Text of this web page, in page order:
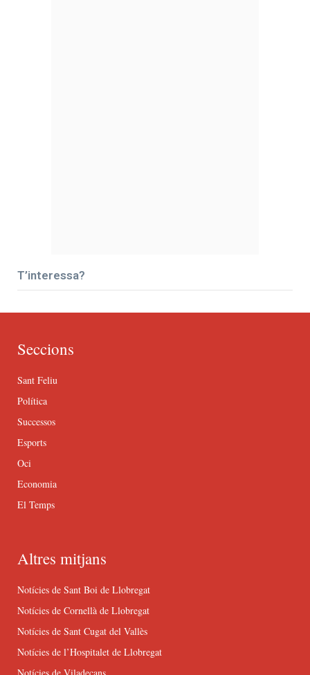
T’interessa?
Seccions
Sant Feliu
Política
Successos
Esports
Oci
Economia
El Temps
Altres mitjans
Notícies de Sant Boi de Llobregat
Notícies de Cornellà de Llobregat
Notícies de Sant Cugat del Vallès
Notícies de l’Hospitalet de Llobregat